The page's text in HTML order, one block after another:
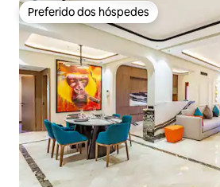
Preferido dos hóspedes
Preferido dos hóspedes